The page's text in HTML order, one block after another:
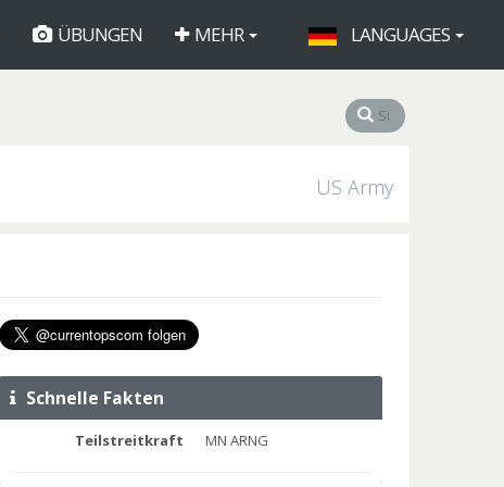
ÜBUNGEN MEHR LANGUAGES
US Army
Schnelle Fakten
Teilstreitkraft MN ARNG